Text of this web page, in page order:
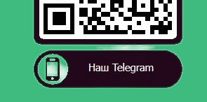
Эксцентрик G 1/2xG 3/4 - 2 шт.
Спускной клапан - 1 шт.
Ключ ШГ №2.5 - 1 шт.
Ключ ШГ №3 - 1 шт.
Ключ ШГ №12 - 1 шт.
Конус-фальшгайка опоры TUBE